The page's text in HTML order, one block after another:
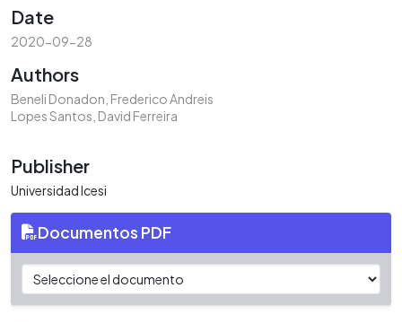
Date
2020-09-28
Authors
Beneli Donadon, Frederico Andreis
Lopes Santos, David Ferreira
Publisher
Universidad Icesi
Documentos PDF